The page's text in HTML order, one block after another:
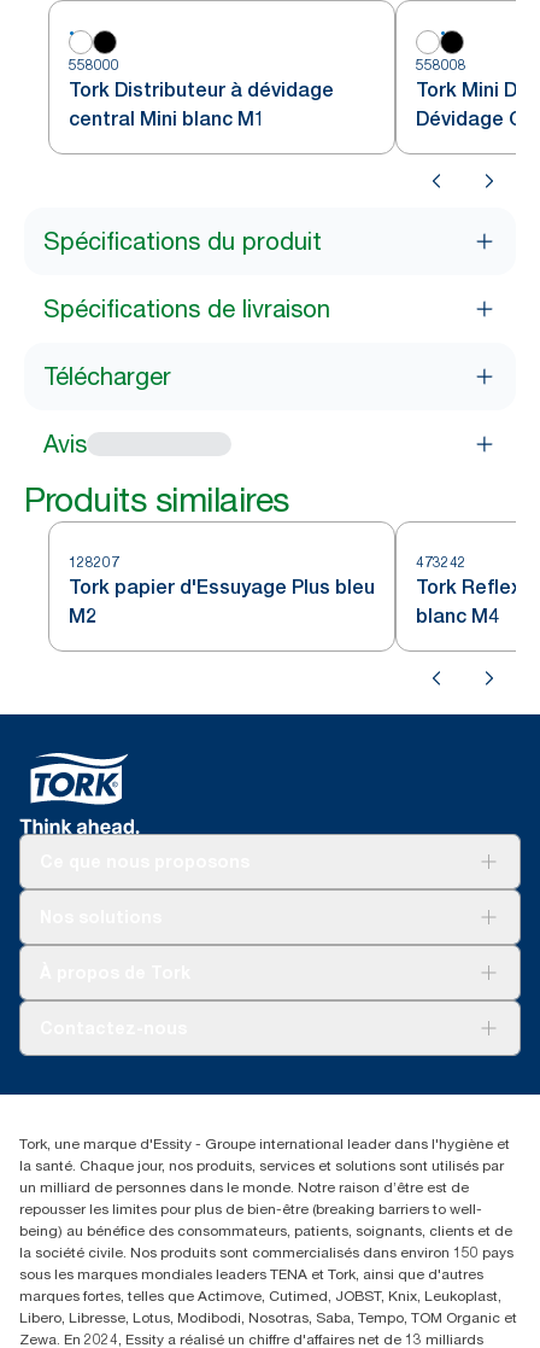
558000
Tork Distributeur à dévidage
central Mini blanc M1
558008
Tork Mini
Dévidage
Spécifications du produit
Spécifications de livraison
Télécharger
Avis
Produits similaires
128207
Tork papier d'Essuyage Plus bleu
M2
473242
Tork
blanc M4
Réclamation pour distributeurs
02 766 05 30
Essity Belgium NV
Berkenlaan 8B
1831 MACHELEN
Tork, une marque d'Essity - Groupe international leader dans l'hygiène et
la santé. Chaque jour, nos produits, services et solutions sont utilisés par
un milliard de personnes dans le monde. Notre raison d’être est de
repousser les limites pour plus de bien-être (breaking barriers to well-
being) au bénéfice des consommateurs, patients, soignants, clients et de
la société civile. Nos produits sont commercialisés dans environ 150 pays
sous les marques mondiales leaders TENA et Tork, ainsi que d'autres
marques fortes, telles que Actimove, Cutimed, JOBST, Knix, Leukoplast,
Libero, Libresse, Lotus, Modibodi, Nosotras, Saba, Tempo, TOM Organic et
Zewa. En 2024, Essity a réalisé un chiffre d'affaires net de 13 milliards